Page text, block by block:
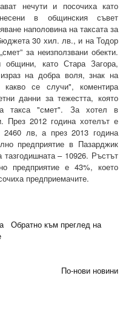
нечути и посочиха като
в общинския съвет
наполовина на таксата за
30 хил. лв., и на Тодор
за неизползвани обекти.
като Стара Загора,
на добра воля, знак на
какво се случи", коментира
данни за тежестта, която
такса "смет". За хотел в
През 2012 година хотелът е
2460 лв, а през 2013 година
предприятие в Пазарджик
– 10926. Ръстът
предприятие е 43%, което
предприемачите.
Обратно към преглед на
По-нови новини